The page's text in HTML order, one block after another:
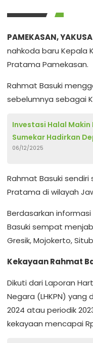
PAMEKASAN,
nahkoda baru Kepala
Pratama Pamekasan.
Rahmat Basuki
sebelumnya sebagai
Investasi Halal Makin
Sumekar Hadirkan
yang Bikin Nasabah
06/12/2025
Rahmat Basuki
Pratama di wilayah
Berdasarkan
Basuki sempat
Gresik, Mojokerto,
Kekayaan Rahmat
Dikuti dari Laporan
Negara (LHKPN) yang
2024 atau periodik
kekayaan mencapai